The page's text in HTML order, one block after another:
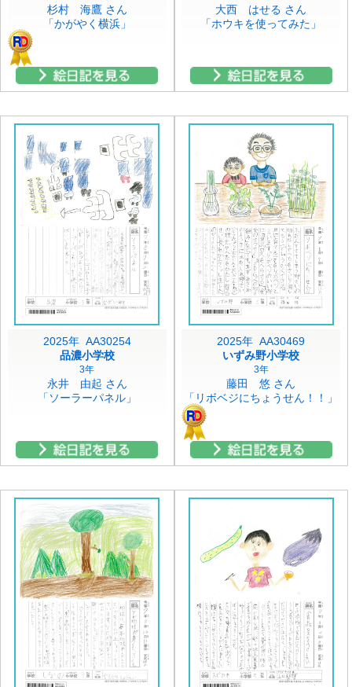
杉村 海鷹 さん
「かがやく横浜」
大西 はせる さん
「ホウキを使ってみた」
2025年 AA30254
品濃小学校
3年
永井 由起 さん
「ソーラーパネル」
2025年 AA30469
いずみ野小学校
3年
藤田 悠 さん
「リボベジにちょうせん！！」